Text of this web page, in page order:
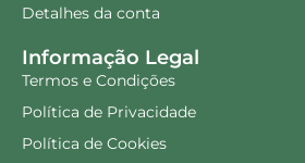
Detalhes da conta
Informação Legal
Termos e Condições
Política de Privacidade
Política de Cookies